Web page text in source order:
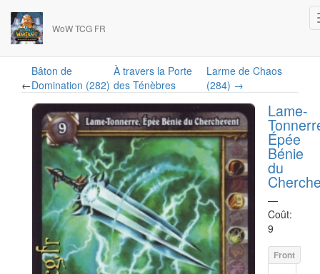
WoW TCG FR
←
Bâton de
Domination (282)
À travers la Porte
des Ténèbres
Larme de Chaos
(284) →
Lame-
Épée
Bénie
du
—
Coût:
9